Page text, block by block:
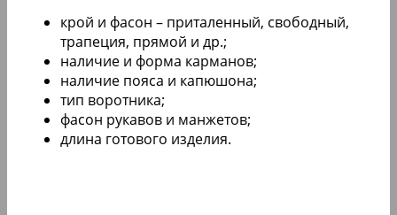
крой и фасон – приталенный, свободный,
трапеция, прямой и др.;
наличие и форма карманов;
наличие пояса и капюшона;
тип воротника;
фасон рукавов и манжетов;
длина готового изделия.